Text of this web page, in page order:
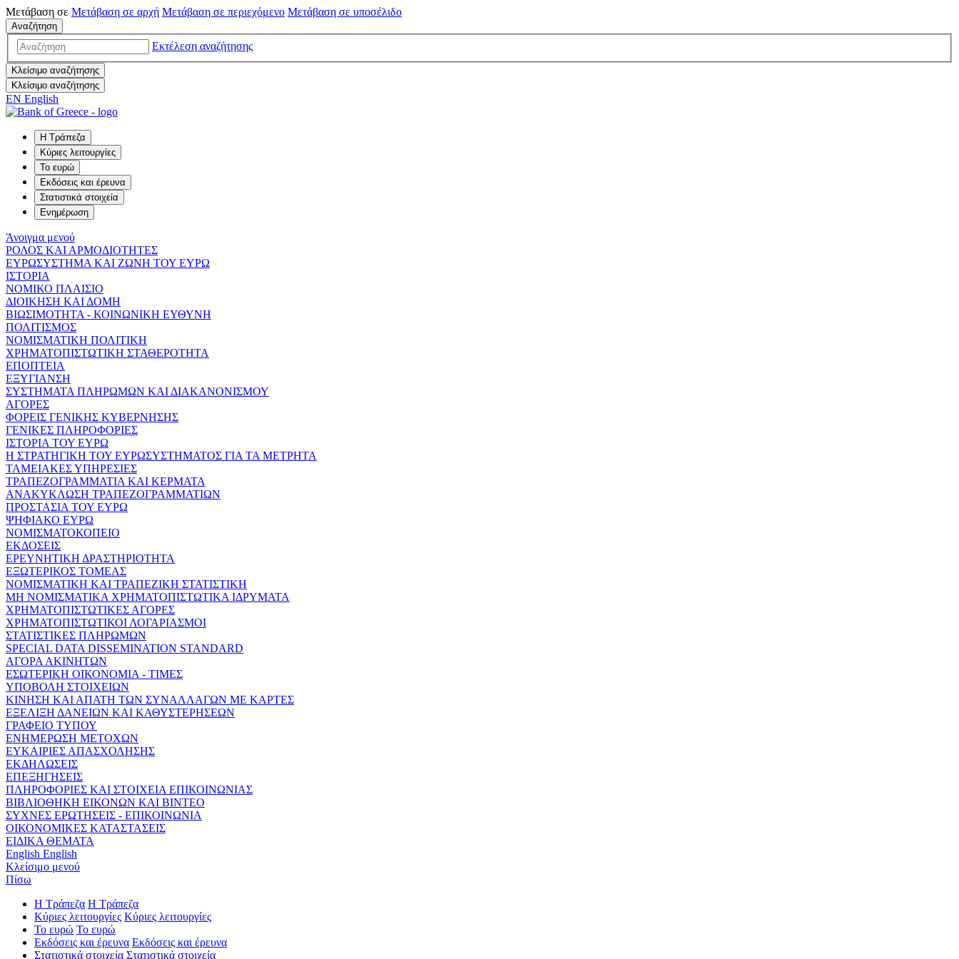
Μετάβαση σε Μετάβαση σε αρχή Μετάβαση σε περιεχόμενο Μετάβαση σε υποσέλιδο
Αναζήτηση
Εκτέλεση αναζήτησης
Κλείσιμο αναζήτησης
Κλείσιμο αναζήτησης
EN English
Η Τράπεζα
Κύριες λειτουργίες
Το ευρώ
Εκδόσεις και έρευνα
Στατιστικά στοιχεία
Ενημέρωση
Άνοιγμα μενού
ΡΟΛΟΣ ΚΑΙ ΑΡΜΟΔΙΟΤΗΤΕΣ
ΕΥΡΩΣΥΣΤΗΜΑ ΚΑΙ ΖΩΝΗ ΤΟΥ ΕΥΡΩ
ΙΣΤΟΡΙΑ
ΝΟΜΙΚΟ ΠΛΑΙΣΙΟ
ΔΙΟΙΚΗΣΗ ΚΑΙ ΔΟΜΗ
ΒΙΩΣΙΜΟΤΗΤΑ - ΚΟΙΝΩΝΙΚΗ ΕΥΘΥΝΗ
ΠΟΛΙΤΙΣΜΟΣ
ΝΟΜΙΣΜΑΤΙΚΗ ΠΟΛΙΤΙΚΗ
ΧΡΗΜΑΤΟΠΙΣΤΩΤΙΚΗ ΣΤΑΘΕΡΟΤΗΤΑ
ΕΠΟΠΤΕΙΑ
ΕΞΥΓΙΑΝΣΗ
ΣΥΣΤΗΜΑΤΑ ΠΛΗΡΩΜΩΝ ΚΑΙ ΔΙΑΚΑΝΟΝΙΣΜΟΥ
ΑΓΟΡΕΣ
ΦΟΡΕΙΣ ΓΕΝΙΚΗΣ ΚΥΒΕΡΝΗΣΗΣ
ΓΕΝΙΚΕΣ ΠΛΗΡΟΦΟΡΙΕΣ
ΙΣΤΟΡΙΑ ΤΟΥ ΕΥΡΩ
Η ΣΤΡΑΤΗΓΙΚΗ ΤΟΥ ΕΥΡΩΣΥΣΤΗΜΑΤΟΣ ΓΙΑ ΤΑ ΜΕΤΡΗΤΑ
ΤΑΜΕΙΑΚΕΣ ΥΠΗΡΕΣΙΕΣ
ΤΡΑΠΕΖΟΓΡΑΜΜΑΤΙΑ ΚΑΙ ΚΕΡΜΑΤΑ
ΑΝΑΚΥΚΛΩΣΗ ΤΡΑΠΕΖΟΓΡΑΜΜΑΤΙΩΝ
ΠΡΟΣΤΑΣΙΑ ΤΟΥ ΕΥΡΩ
ΨΗΦΙΑΚΟ ΕΥΡΩ
ΝΟΜΙΣΜΑΤΟΚΟΠΕΙΟ
ΕΚΔΟΣΕΙΣ
ΕΡΕΥΝΗΤΙΚΗ ΔΡΑΣΤΗΡΙΟΤΗΤΑ
ΕΞΩΤΕΡΙΚΟΣ ΤΟΜΕΑΣ
ΝΟΜΙΣΜΑΤΙΚΗ ΚΑΙ ΤΡΑΠΕΖΙΚΗ ΣΤΑΤΙΣΤΙΚΗ
ΜΗ ΝΟΜΙΣΜΑΤΙΚΑ ΧΡΗΜΑΤΟΠΙΣΤΩΤΙΚΑ ΙΔΡΥΜΑΤΑ
ΧΡΗΜΑΤΟΠΙΣΤΩΤΙΚΕΣ ΑΓΟΡΕΣ
ΧΡΗΜΑΤΟΠΙΣΤΩΤΙΚΟΙ ΛΟΓΑΡΙΑΣΜΟΙ
ΣΤΑΤΙΣΤΙΚΕΣ ΠΛΗΡΩΜΩΝ
SPECIAL DATA DISSEMINATION STANDARD
ΑΓΟΡΑ ΑΚΙΝΗΤΩΝ
ΕΣΩΤΕΡΙΚΗ ΟΙΚΟΝΟΜΙΑ - ΤΙΜΕΣ
ΥΠΟΒΟΛΗ ΣΤΟΙΧΕΙΩΝ
ΚΙΝΗΣΗ ΚΑΙ ΑΠΑΤΗ ΤΩΝ ΣΥΝΑΛΛΑΓΩΝ ΜΕ ΚΑΡΤΕΣ
ΕΞΕΛΙΞΗ ΔΑΝΕΙΩΝ ΚΑΙ ΚΑΘΥΣΤΕΡΗΣΕΩΝ
ΓΡΑΦΕΙΟ ΤΥΠΟΥ
ΕΝΗΜΕΡΩΣΗ ΜΕΤΟΧΩΝ
ΕΥΚΑΙΡΙΕΣ ΑΠΑΣΧΟΛΗΣΗΣ
ΕΚΔΗΛΩΣΕΙΣ
ΕΠΕΞΗΓΗΣΕΙΣ
ΠΛΗΡΟΦΟΡΙΕΣ ΚΑΙ ΣΤΟΙΧΕΙΑ ΕΠΙΚΟΙΝΩΝΙΑΣ
ΒΙΒΛΙΟΘΗΚΗ ΕΙΚΟΝΩΝ ΚΑΙ ΒΙΝΤΕΟ
ΣΥΧΝΕΣ ΕΡΩΤΗΣΕΙΣ - ΕΠΙΚΟΙΝΩΝΙΑ
ΟΙΚΟΝΟΜΙΚΕΣ ΚΑΤΑΣΤΑΣΕΙΣ
ΕΙΔΙΚΑ ΘΕΜΑΤΑ
English English
Κλείσιμο μενού
Πίσω
Η Τράπεζα Η Τράπεζα
Κύριες λειτουργίες Κύριες λειτουργίες
Το ευρώ Το ευρώ
Εκδόσεις και έρευνα Εκδόσεις και έρευνα
Στατιστικά στοιχεία Στατιστικά στοιχεία